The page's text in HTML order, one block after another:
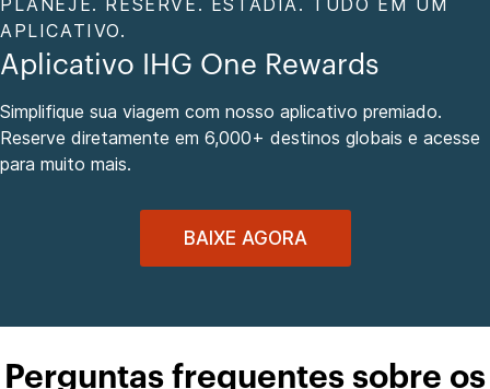
APLICATIVO.
Aplicativo IHG One Rewards
Simplifique sua viagem com nosso aplicativo premiado.
Reserve diretamente em 6,000+ destinos globais e acesse
para muito mais.
BAIXE AGORA
Perguntas frequentes sobre os